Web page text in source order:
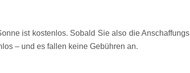
ist kostenlos. Sobald Sie also die
– und es fallen keine Gebühren an.